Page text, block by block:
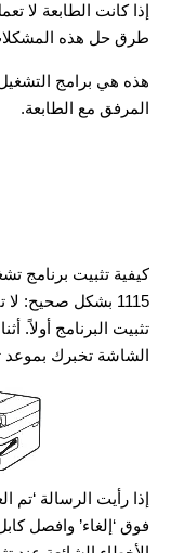
إذا كانت الطابعة لا
طرق حل هذه
هذه هي برامج
المرفق مع الطابعة.
1115 بشكل صحيح:
تثبيت البرنامج أولاً.
الشاشة تخبرك بموعد
إذا رأيت الرسالة ‘تم